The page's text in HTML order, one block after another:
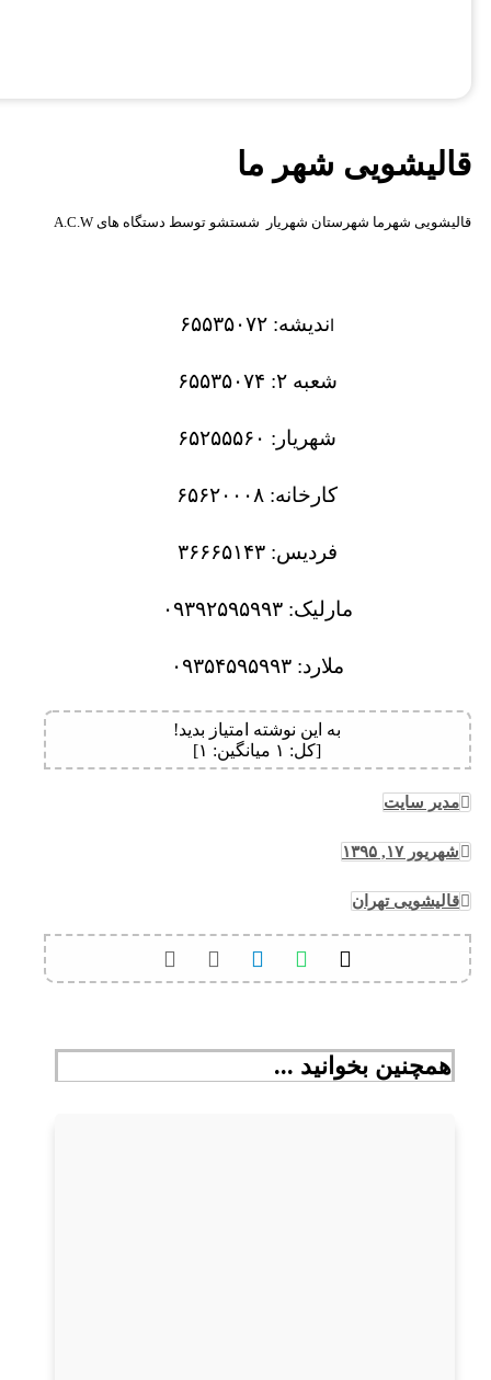
قالیشویی شهر ما
قالیشویی شهرما شهرستان شهریار شستشو توسط دستگاه های A.C.W
ندیشه: ۶۵۵۳۵۰۷۲
شعبه ۲: ۶۵۵۳۵۰۷۴
شهریار: ۶۵۲۵۵۵۶۰
کارخانه: ۶۵۶۲۰۰۰۸
فردیس: ۳۶۶۶۵۱۴۳
مارلیک: ۰۹۳۹۲۵۹۵۹۹۳
ملارد: ۰۹۳۵۴۵۹۵۹۹۳
به این نوشته امتیاز بدید!
[کل: ۱ میانگین: ۱]
مدیر سایت
شهریور ۱۷, ۱۳۹۵
قالیشویی تهران
همچنین بخوانید ...